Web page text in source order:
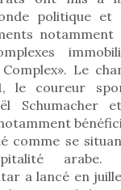
politique et
notamment
Complex». Le
le coureur
Schumacher
comme se
a lancé en